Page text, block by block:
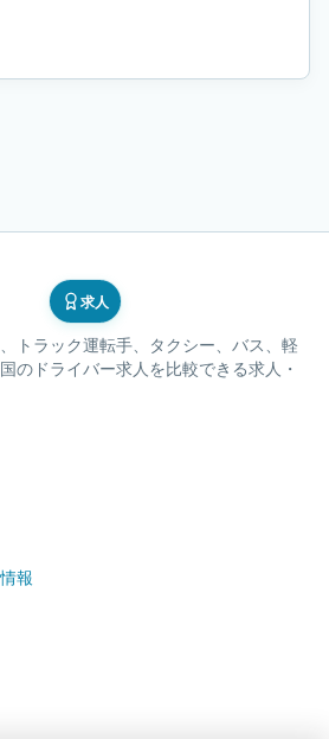
求人
トラック運転手、タクシー、バス、軽
のドライバー求人を比較できる求人・
報